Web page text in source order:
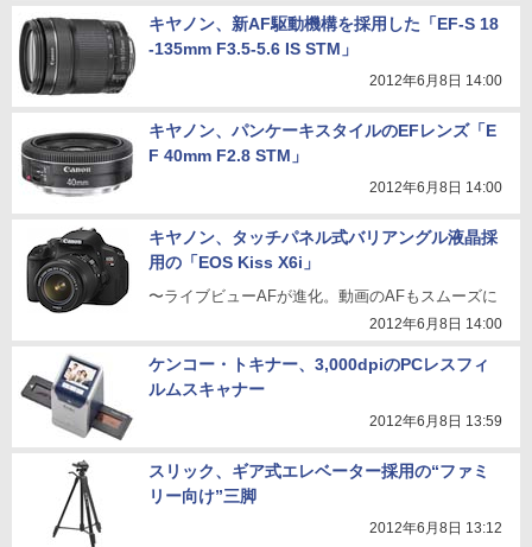
キヤノン、新AF駆動機構を採用した「EF-S 18
-135mm F3.5-5.6 IS STM」
2012年6月8日 14:00
キヤノン、パンケーキスタイルのEFレンズ「E
F 40mm F2.8 STM」
2012年6月8日 14:00
キヤノン、タッチパネル式バリアングル液晶採
用の「EOS Kiss X6i」
〜ライブビューAFが進化。動画のAFもスムーズに
2012年6月8日 14:00
ケンコー・トキナー、3,000dpiのPCレスフィ
ルムスキャナー
2012年6月8日 13:59
スリック、ギア式エレベーター採用の“ファミ
リー向け”三脚
2012年6月8日 13:12